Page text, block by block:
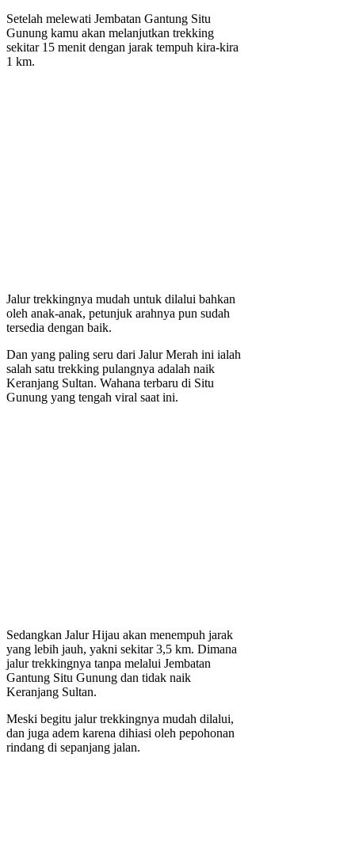
Setelah melewati Jembatan Gantung Situ
Gunung kamu akan melanjutkan trekking
sekitar 15 menit dengan jarak tempuh kira-kira
1 km.
Jalur trekkingnya mudah untuk dilalui bahkan
oleh anak-anak, petunjuk arahnya pun sudah
tersedia dengan baik.
Dan yang paling seru dari Jalur Merah ini ialah
salah satu trekking pulangnya adalah naik
Keranjang Sultan. Wahana terbaru di Situ
Gunung yang tengah viral saat ini.
Sedangkan Jalur Hijau akan menempuh jarak
yang lebih jauh, yakni sekitar 3,5 km. Dimana
jalur trekkingnya tanpa melalui Jembatan
Gantung Situ Gunung dan tidak naik
Keranjang Sultan.
Meski begitu jalur trekkingnya mudah dilalui,
dan juga adem karena dihiasi oleh pepohonan
rindang di sepanjang jalan.